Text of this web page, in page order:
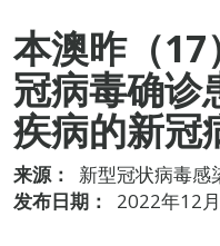
本澳昨（
冠病毒确诊
疾病的新冠
来源：
新型冠状病毒感
发布日期：
2022年12